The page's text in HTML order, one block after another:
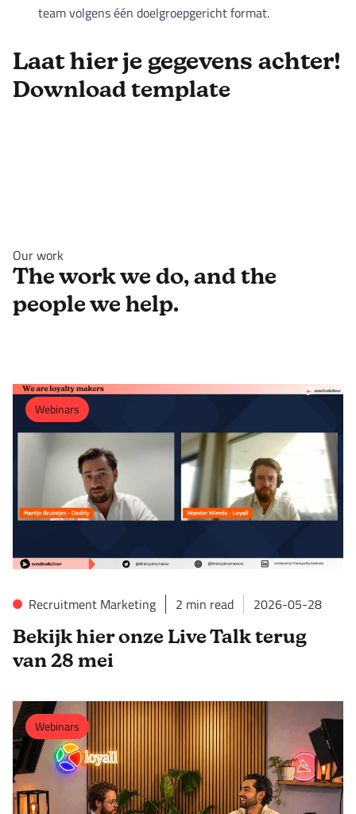
team volgens één doelgroepgericht format.
Laat hier je gegevens achter!
Download template
Our work
The work we do, and the
people we help.
Webinars
Recruitment Marketing 2 min read 2026-05-28
Bekijk hier onze Live Talk terug
van 28 mei
Webinars